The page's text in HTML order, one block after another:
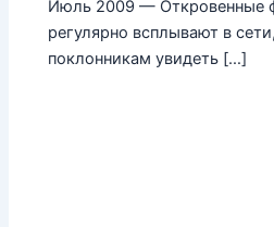
Июль 2009 — Откровенные
регулярно всплывают в
поклонникам увидеть […]